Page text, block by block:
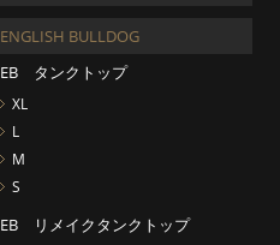
ENGLISH BULLDOG
EB タンクトップ
XL
L
M
S
EB リメイクタンクトップ